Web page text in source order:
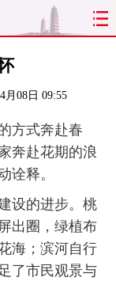
出行
专题
网罗民生
社区
月08日 09:55
方式奔赴春
奔赴花期的浪
诠释。
设的进步。桃
出圈，绿植布
海；滨河自行
了市民观景与